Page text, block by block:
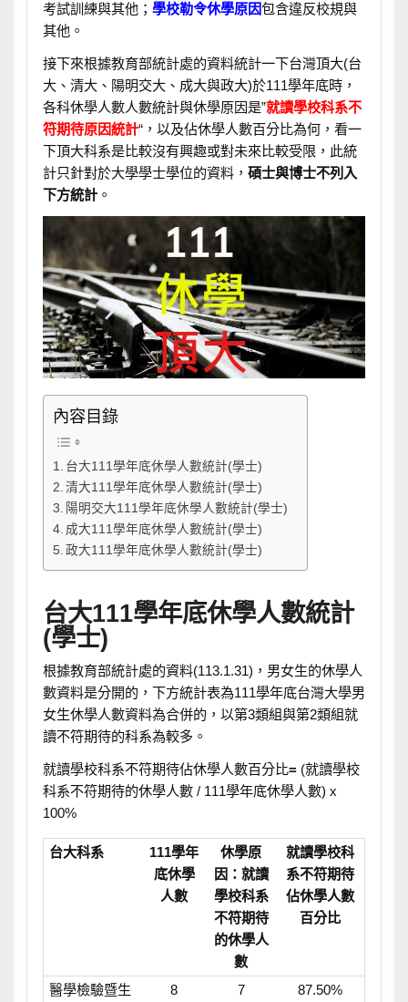
考試訓練與其他； 學校勒令休學原因包含違反校規與
其他。
接下來根據教育部統計處的資料統計一下台灣頂大(台
大、清大、陽明交大、成大與政大)於111學年底時，
各科休學人數人數統計與休學原因是”就讀學校科系不
符期待原因統計“，以及佔休學人數百分比為何，看一
下頂大科系是比較沒有興趣或對未來比較受限，此統
計只針對於大學學士學位的資料， 碩士與博士不列入
下方統計。
內容目錄
台大111學年底休學人數統計(學士)
清大111學年底休學人數統計(學士)
陽明交大111學年底休學人數統計(學士)
成大111學年底休學人數統計(學士)
政大111學年底休學人數統計(學士)
台大111學年底休學人數統計
(學士)
根據教育部統計處的資料(113.1.31)，男女生的休學人
數資料是分開的，下方統計表為111學年底台灣大學男
女生休學人數資料為合併的，以第3類組與第2類組就
讀不符期待的科系為較多。
就讀學校科系不符期待佔休學人數百分比=(就讀學校
科系不符期待的休學人數 / 111學年底休學人數) x
100%
台大科系
111學年
底休學
人數
休學原
因：就讀
學校科系
不符期待
的休學人
數
就讀學校科
系不符期待
佔休學人數
百分比
醫學檢驗暨生
8 7 87.50%